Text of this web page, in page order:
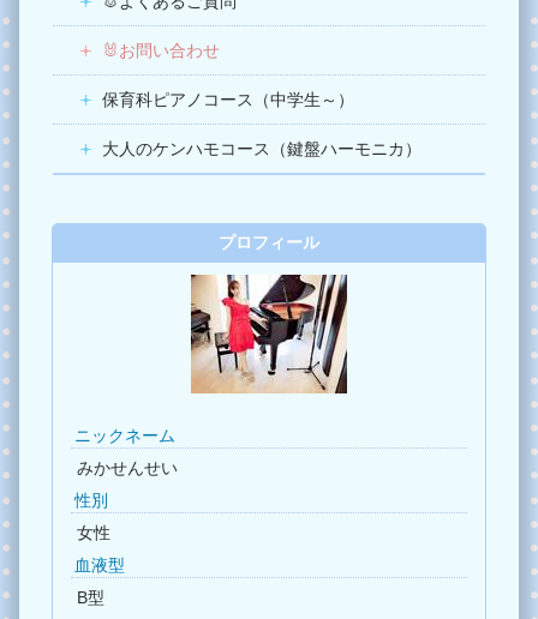
🐰お問い合わせ
保育科ピアノコース（中学生～）
大人のケンハモコース（鍵盤ハーモニカ）
プロフィール
ニックネーム
みかせんせい
性別
女性
血液型
B型